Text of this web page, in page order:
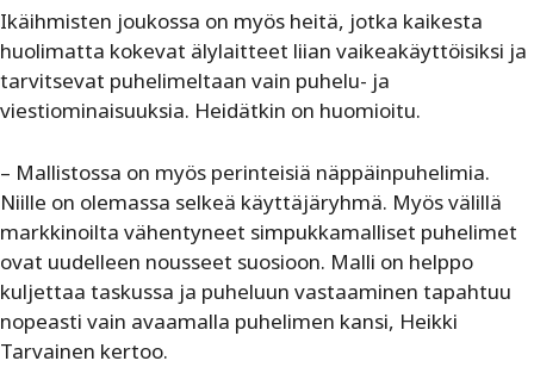
Ikäihmisten joukossa on myös heitä, jotka kaikesta
huolimatta kokevat älylaitteet liian vaikeakäyttöisiksi ja
tarvitsevat puhelimeltaan vain puhelu- ja
viestiominaisuuksia. Heidätkin on huomioitu.
– Mallistossa on myös perinteisiä näppäinpuhelimia.
Niille on olemassa selkeä käyttäjäryhmä. Myös välillä
markkinoilta vähentyneet simpukkamalliset puhelimet
ovat uudelleen nousseet suosioon. Malli on helppo
kuljettaa taskussa ja puheluun vastaaminen tapahtuu
nopeasti vain avaamalla puhelimen kansi, Heikki
Tarvainen kertoo.